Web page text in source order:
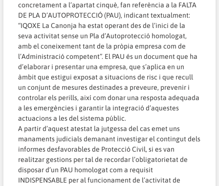
concretament a l’apartat cinquè, fan referència a la FALTA
DE PLA D’AUTOPROTECCIÓ (PAU), indicant textualment:
“IQOXE La Canonja ha estat operant des de l’inici de la
seva activitat sense un Pla d’Autoprotecció homologat,
amb el coneixement tant de la pròpia empresa com de
l’Administració competent”. El PAU és un document que ha
d’elaborar i presentar una empresa, que s’aplica en un
àmbit que estigui exposat a situacions de risc i que recull
un conjunt de mesures destinades a preveure, prevenir i
controlar els perills, així com donar una resposta adequada
a les emergències i garantir la integració d’aquestes
actuacions a les del sistema públic.
A partir d’aquest atestat la jutgessa del cas emet uns
manaments judicials demanant investigar el contingut dels
informes desfavorables de Protecció Civil, si es van
realitzar gestions per tal de recordar l’obligatorietat de
disposar d’un PAU homologat com a requisit
INDISPENSABLE per al funcionament de l’activitat de